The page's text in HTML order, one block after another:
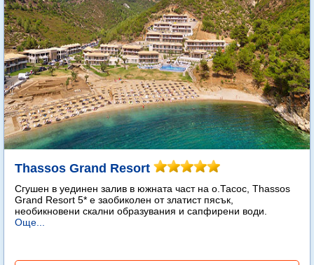
Thassos Grand Resort
Сгушен в уединен залив в южната част на о.Тасос, Thassos
Grand Resort 5* е заобиколен от златист пясък,
необикновени скални образувания и сапфирени води.
Още...